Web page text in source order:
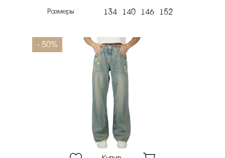
Размеры 134 140 146 152
- 50%